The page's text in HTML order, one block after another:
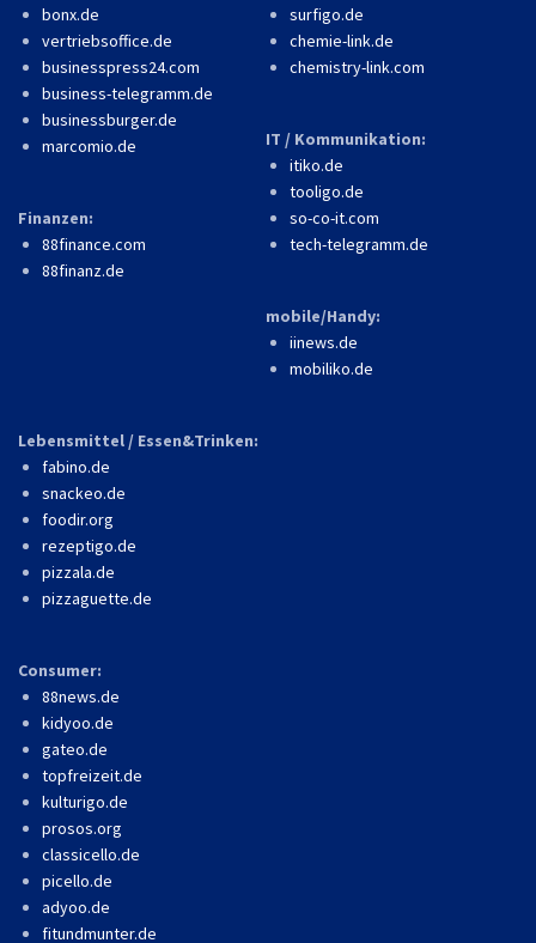
bonx.de
vertriebsoffice.de
businesspress24.com
business-telegramm.de
businessburger.de
marcomio.de
Finanzen:
88finance.com
88finanz.de
surfigo.de
chemie-link.de
chemistry-link.com
IT / Kommunikation:
itiko.de
tooligo.de
so-co-it.com
tech-telegramm.de
mobile/Handy:
iinews.de
mobiliko.de
Lebensmittel / Essen&Trinken:
fabino.de
snackeo.de
foodir.org
rezeptigo.de
pizzala.de
pizzaguette.de
Consumer:
88news.de
kidyoo.de
gateo.de
topfreizeit.de
kulturigo.de
prosos.org
classicello.de
picello.de
adyoo.de
fitundmunter.de